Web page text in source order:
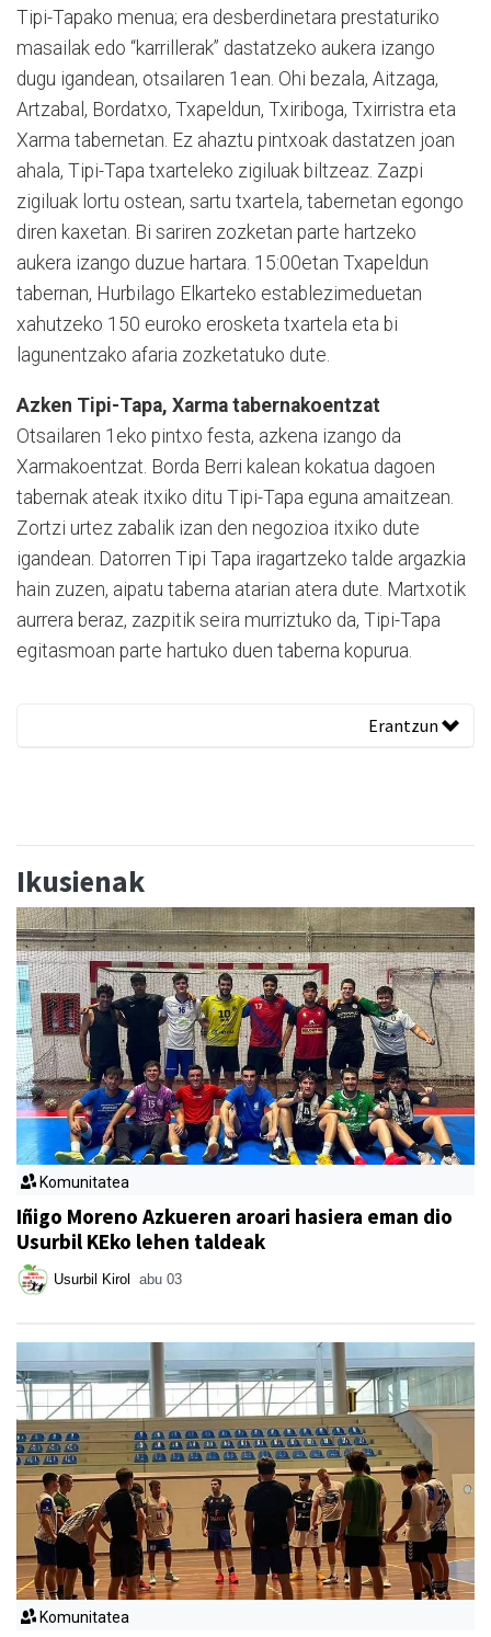
Tipi-Tapako menua; era desberdinetara prestaturiko
masailak edo “karrillerak” dastatzeko aukera izango
dugu igandean, otsailaren 1ean. Ohi bezala, Aitzaga,
Artzabal, Bordatxo, Txapeldun, Txiriboga, Txirristra eta
Xarma tabernetan. Ez ahaztu pintxoak dastatzen joan
ahala, Tipi-Tapa txarteleko zigiluak biltzeaz. Zazpi
zigiluak lortu ostean, sartu txartela, tabernetan egongo
diren kaxetan. Bi sariren zozketan parte hartzeko
aukera izango duzue hartara. 15:00etan Txapeldun
tabernan, Hurbilago Elkarteko establezimeduetan
xahutzeko 150 euroko erosketa txartela eta bi
lagunentzako afaria zozketatuko dute.
Azken Tipi-Tapa, Xarma tabernakoentzat
Otsailaren 1eko pintxo festa, azkena izango da
Xarmakoentzat. Borda Berri kalean kokatua dagoen
tabernak ateak itxiko ditu Tipi-Tapa eguna amaitzean.
Zortzi urtez zabalik izan den negozioa itxiko dute
igandean. Datorren Tipi Tapa iragartzeko talde argazkia
hain zuzen, aipatu taberna atarian atera dute. Martxotik
aurrera beraz, zazpitik seira murriztuko da, Tipi-Tapa
egitasmoan parte hartuko duen taberna kopurua.
Erantzun
Ikusienak
Komunitatea
Iñigo Moreno Azkueren aroari hasiera eman dio
Usurbil KEko lehen taldeak
Usurbil Kirol abu 03
Komunitatea